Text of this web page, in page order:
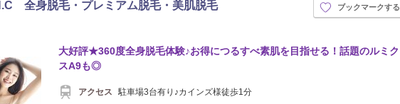
全身脱毛・プレミアム脱毛・美肌脱毛 ブックマークする
大好評★360度全身脱毛体験♪お得につるすべ素肌を目指せる！話題のルミク
スA9も◎
アクセス
駐車場3台有り♪カインズ様徒歩1分